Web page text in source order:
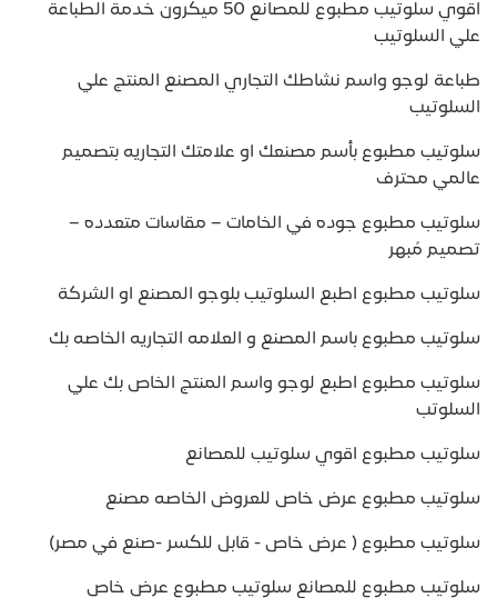
اقوي سلوتيب مطبوع للمصانع 50 ميكرون خدمة الطباعة
علي السلوتيب
طباعة لوجو واسم نشاطك التجاري المصنع المنتج علي
السلوتيب
سلوتيب مطبوع بأسم مصنعك او علامتك التجاريه بتصميم
عالمي محترف
سلوتيب مطبوع جوده في الخامات – مقاسات متعدده –
تصميم مُبهر
سلوتيب مطبوع اطبع السلوتيب بلوجو المصنع او الشركة
سلوتيب مطبوع باسم المصنع و العلامه التجاريه الخاصه بك
سلوتيب مطبوع اطبع لوجو واسم المنتج الخاص بك علي
السلوتب
سلوتيب مطبوع اقوي سلوتيب للمصانع
سلوتيب مطبوع عرض خاص للعروض الخاصه مصنع
سلوتيب مطبوع ( عرض خاص - قابل للكسر -صنع في مصر)
سلوتيب مطبوع للمصانع سلوتيب مطبوع عرض خاص